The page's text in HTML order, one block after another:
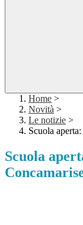
Home >
Novità >
Le notizie >
Scuola
Scuola